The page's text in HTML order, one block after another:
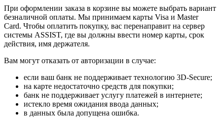
При оформлении заказа в корзине вы можете выбрать вариант
безналичной оплаты. Мы принимаем карты Visa и Master
Card. Чтобы оплатить покупку, вас перенаправит на сервер
системы ASSIST, где вы должны ввести номер карты, срок
действия, имя держателя.
Вам могут отказать от авторизации в случае:
если ваш банк не поддерживает технологию 3D-Secure;
на карте недостаточно средств для покупки;
банк не поддерживает услугу платежей в интернете;
истекло время ожидания ввода данных;
в данных была допущена ошибка.